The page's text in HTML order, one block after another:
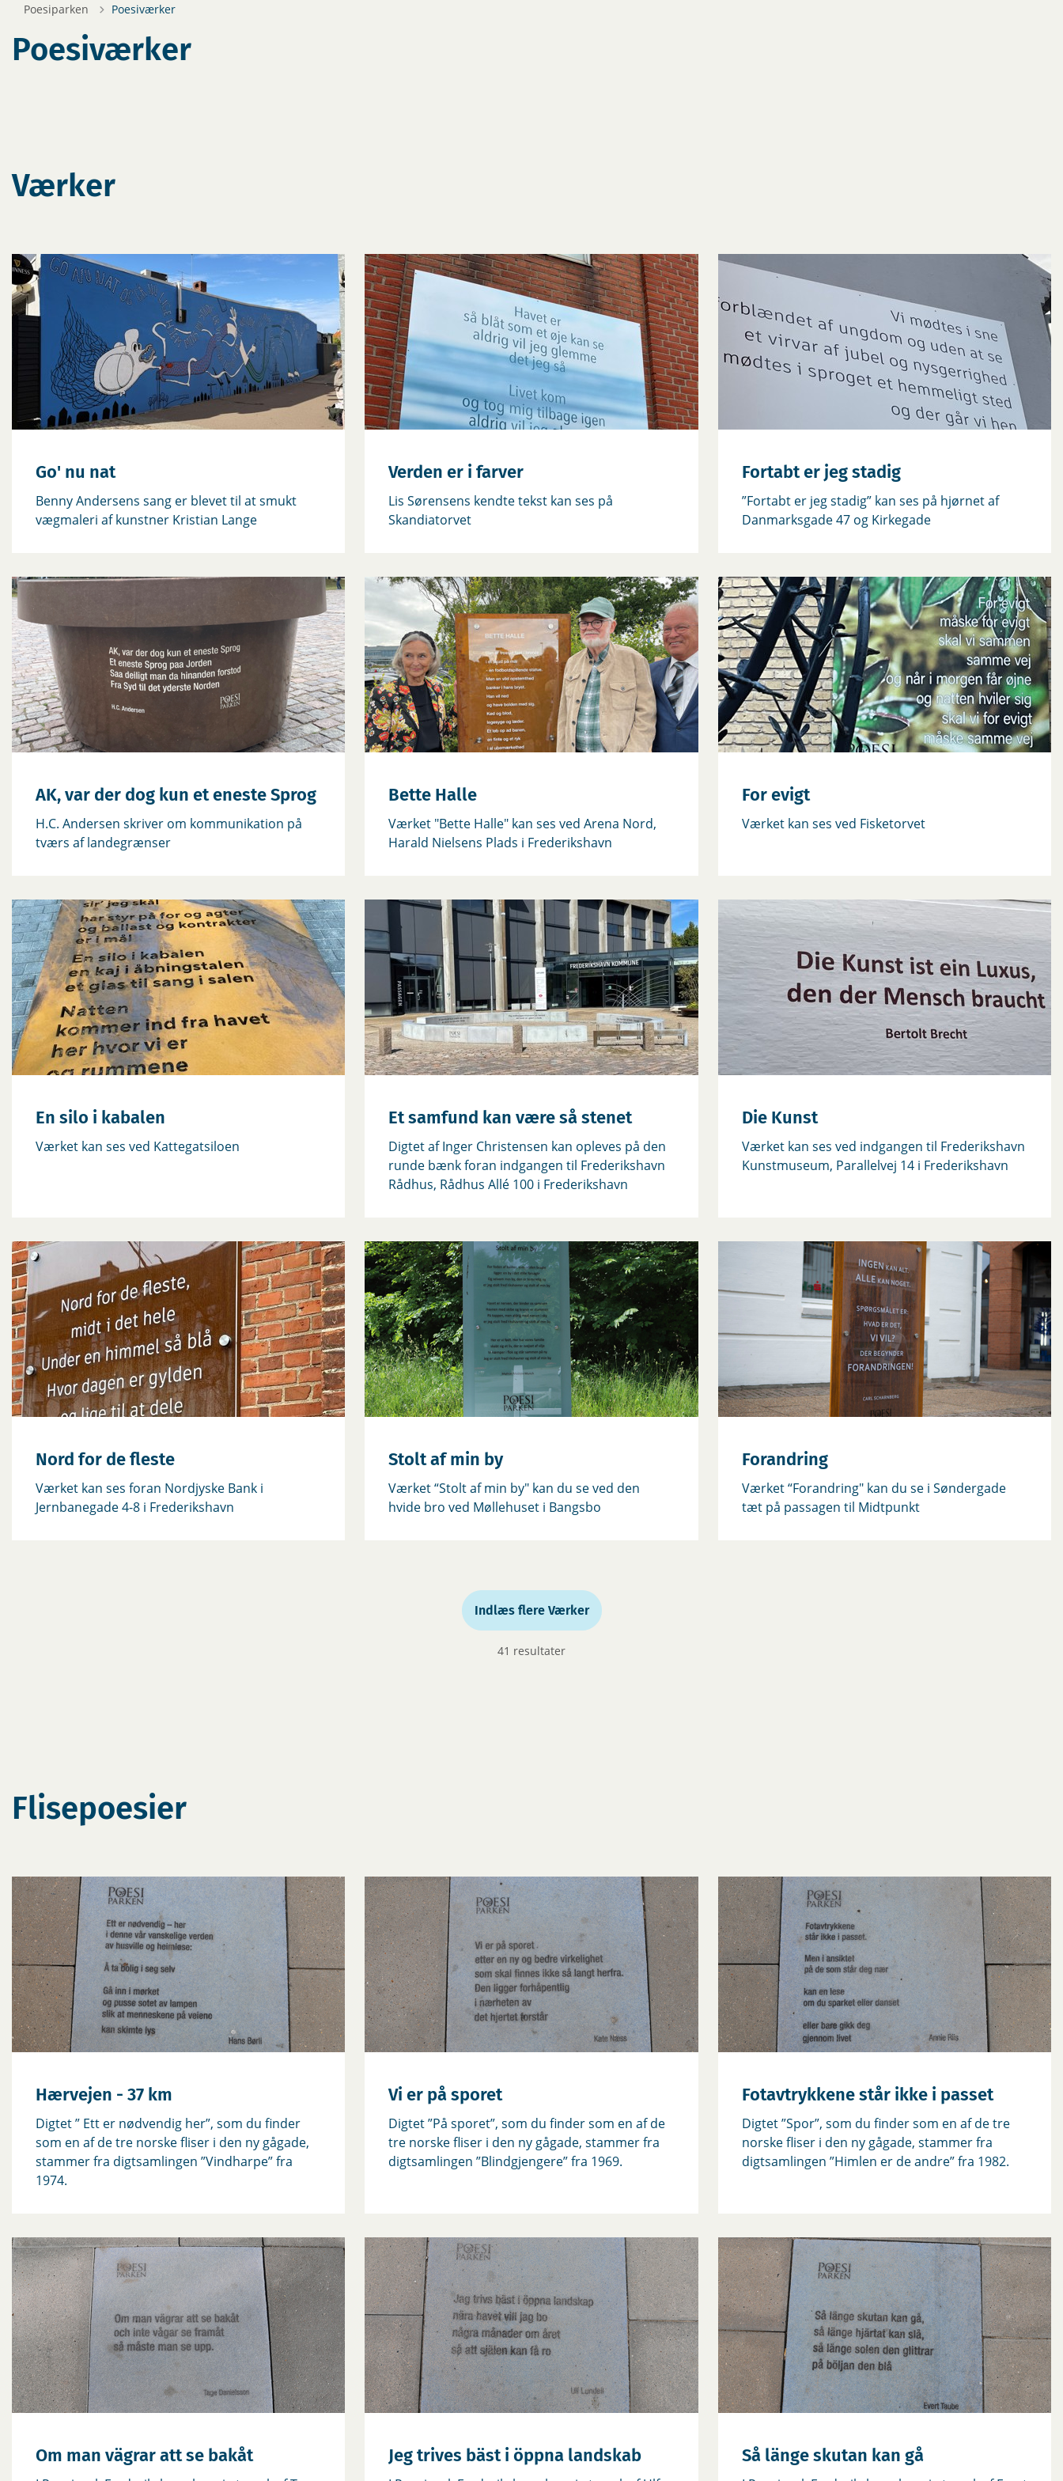
Poesiparken Poesiværker
Poesiværker
Værker
Go' nu nat
Benny Andersens sang er blevet til at smukt
vægmaleri af kunstner Kristian Lange
Verden er i farver
Lis Sørensens kendte tekst kan ses på
Skandiatorvet
Fortabt er jeg stadig
”Fortabt er jeg stadig” kan ses på hjørnet af
Danmarksgade 47 og Kirkegade
AK, var der dog kun et eneste Sprog
H.C. Andersen skriver om kommunikation på
tværs af landegrænser
Bette Halle
‎Værket "Bette Halle" kan ses ved Arena Nord,
Harald Nielsens Plads i Frederikshavn
For evigt
Værket kan ses ved Fisketorvet
En silo i kabalen
Værket kan ses ved Kattegatsiloen
Et samfund kan være så stenet
Digtet af Inger Christensen kan opleves på den
runde bænk foran indgangen til Frederikshavn
Rådhus, Rådhus Allé 100 i Frederikshavn
Die Kunst
Værket kan ses ved indgangen til Frederikshavn
Kunstmuseum, Parallelvej 14 i Frederikshavn
Nord for de fleste
Værket kan ses foran Nordjyske Bank i
Jernbanegade 4-8 i Frederikshavn
Stolt af min by
‎Værket “Stolt af min by" kan du se ved den
hvide bro ved Møllehuset i Bangsbo
Forandring
‎Værket “Forandring" kan du se i Søndergade
tæt på passagen til Midtpunkt
Indlæs flere Værker
41 resultater
Flisepoesier
Hærvejen - 37 km
‎Digtet ” Ett er nødvendig her”, som du finder
som en af de tre norske fliser i den ny gågade,
stammer fra digtsamlingen ”Vindharpe” fra
1974.
Vi er på sporet
‎Digtet ”På sporet”, som du finder som en af de
tre norske fliser i den ny gågade, stammer fra
digtsamlingen ”Blindgjengere” fra 1969.
Fotavtrykkene står ikke i passet
‎Digtet ”Spor”, som du finder som en af de tre
norske fliser i den ny gågade, stammer fra
digtsamlingen ”Himlen er de andre” fra 1982.
Om man vägrar att se bakåt Jeg trives bäst i öppna landskab Så länge skutan kan gå